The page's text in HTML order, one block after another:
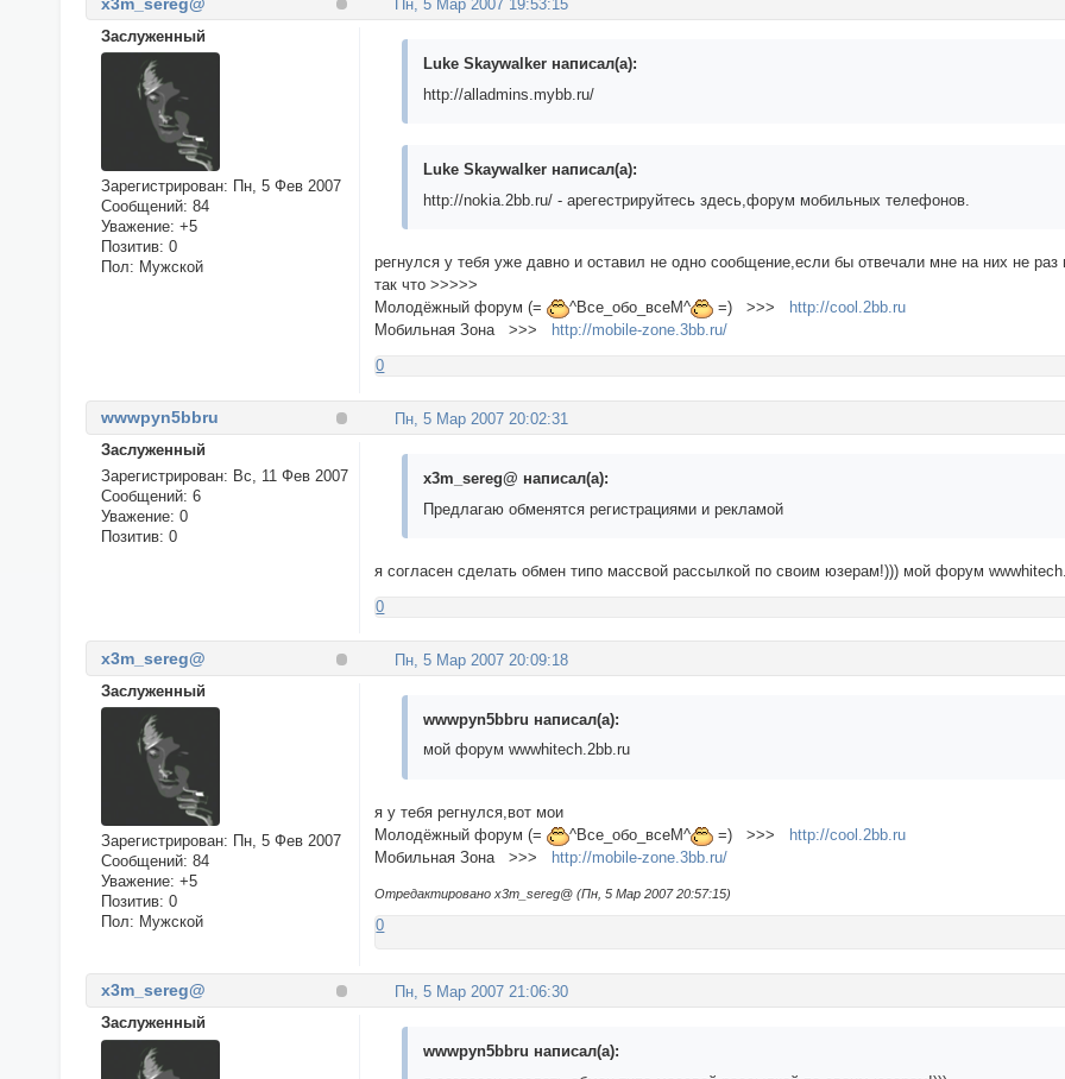
Пн, 5 Мар 2007 19:53:15
Заслуженный
Зарегистрирован: Пн, 5 Фев 2007
Сообщений: 84
Уважение: +5
Позитив: 0
Пол: Мужской
Luke Skaywalker написал(а):
http://alladmins.mybb.ru/
Luke Skaywalker написал(а):
http://nokia.2bb.ru/ - арегестрируйтесь здесь,форум мобильных телефонов.
регнулся у тебя уже давно и оставил не одно сообщение,если бы отвечали мне на них не
так что >>>>>
Молодёжный форум (=
^Все_обо_всеМ^ =) >>>
http://cool.2bb.ru
Мобильная Зона >>>
http://mobile-zone.3bb.ru/
0
Пн, 5 Мар 2007 20:02:31
wwwpyn5bbru
Заслуженный
Зарегистрирован: Вс, 11 Фев 2007
Сообщений: 6
Уважение: 0
Позитив: 0
x3m_sereg@ написал(а):
Предлагаю обменятся регистрациями и рекламой
я согласен сделать обмен типо массвой рассылкой по своим юзерам!))) мой форум
0
Пн, 5 Мар 2007 20:09:18
x3m_sereg@
Заслуженный
Зарегистрирован: Пн, 5 Фев 2007
Сообщений: 84
Уважение: +5
Позитив: 0
Пол: Мужской
wwwpyn5bbru написал(а):
мой форум wwwhitech.2bb.ru
я у тебя регнулся,вот мои
Молодёжный форум (=
^Все_обо_всеМ^ =) >>> http://cool.2bb.ru
Мобильная Зона >>>
http://mobile-zone.3bb.ru/
Отредактировано x3m_sereg@ (Пн, 5 Мар 2007 20:57:15)
0
Пн, 5 Мар 2007 21:06:30
x3m_sereg@
Заслуженный
wwwpyn5bbru написал(а):